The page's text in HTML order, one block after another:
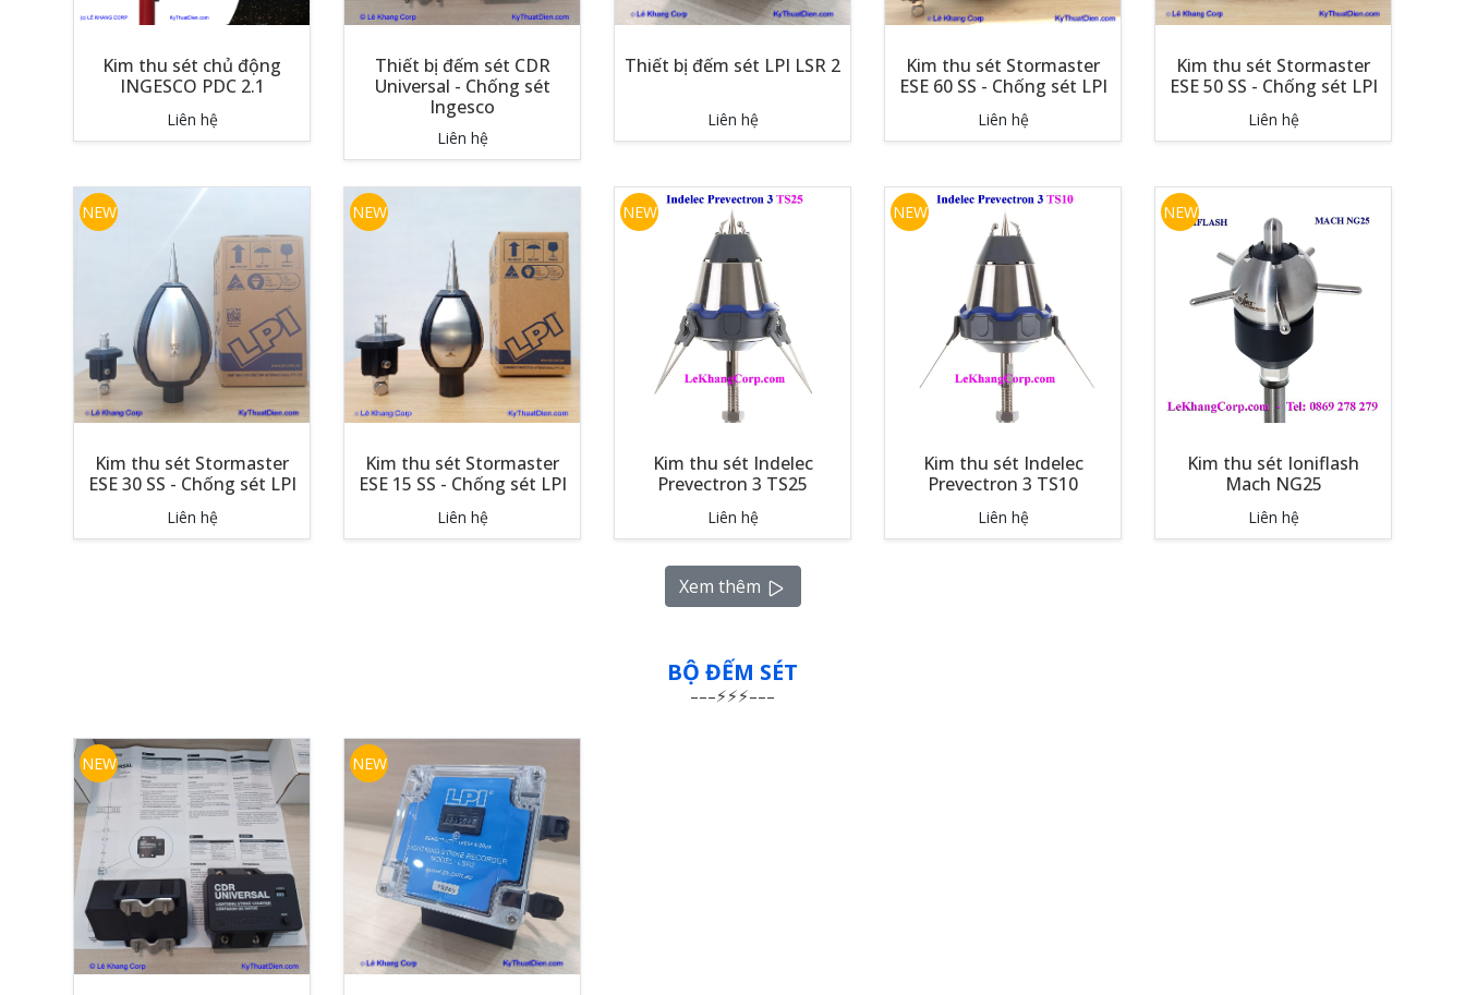
Kim thu sét chủ động
INGESCO PDC 2.1
Liên hệ
Thiết bị đếm sét CDR
Universal - Chống sét
Ingesco
Liên hệ
Thiết bị đếm sét LPI LSR 2
Liên hệ
Kim thu sét Stormaster
ESE 60 SS - Chống sét LPI
Liên hệ
Kim thu sét Stormaster
ESE 50 SS - Chống sét LPI
Liên hệ
NEW
Kim thu sét Stormaster
ESE 30 SS - Chống sét LPI
Liên hệ
NEW
Kim thu sét Stormaster
ESE 15 SS - Chống sét LPI
Liên hệ
NEW
Kim thu sét Indelec
Prevectron 3 TS25
Liên hệ
NEW
Kim thu sét Indelec
Prevectron 3 TS10
Liên hệ
NEW
Kim thu sét Ioniflash
Mach NG25
Liên hệ
Xem thêm
BỘ ĐẾM SÉT
NEW NEW